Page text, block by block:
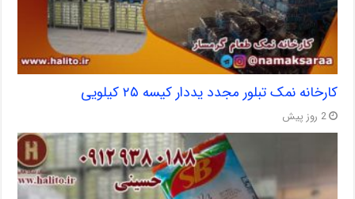
کارخانه نمک تبلور مجدد یددار کیسه ۲۵ کیلویی
2 روز پیش